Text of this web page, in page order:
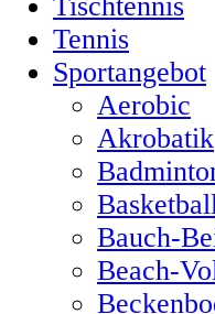
Tennis
Sportangebot
Aerobic
Akrobatik
Bauch-
Beach-